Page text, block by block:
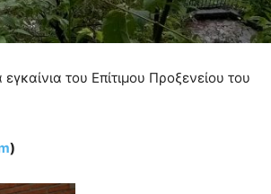
του Επίτιμου Προξενείου του
)